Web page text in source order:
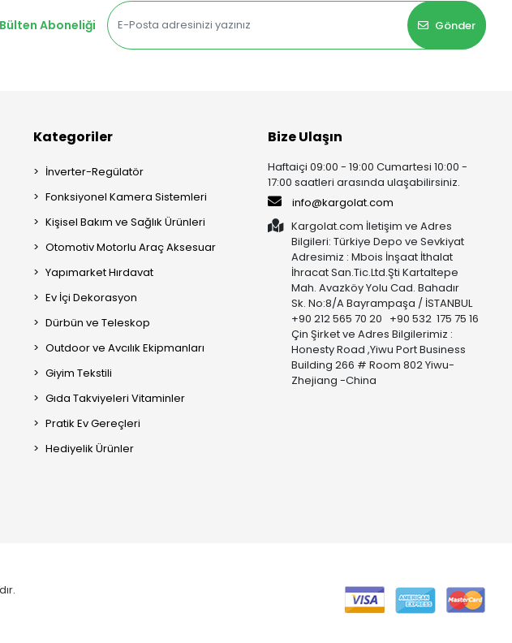
Aboneliği
Gönder
Kategoriler
İnverter-Regülatör
Fonksiyonel Kamera Sistemleri
Kişisel Bakım ve Sağlık Ürünleri
Otomotiv Motorlu Araç Aksesuar
Yapımarket Hırdavat
Ev İçi Dekorasyon
Dürbün ve Teleskop
Outdoor ve Avcılık Ekipmanları
Giyim Tekstili
Gıda Takviyeleri Vitaminler
Pratik Ev Gereçleri
Hediyelik Ürünler
Bize Ulaşın
Haftaiçi 09:00 - 19:00 Cumartesi 10:00 -
17:00 saatleri arasında ulaşabilirsiniz.
info@kargolat.com
Kargolat.com İletişim ve Adres
Bilgileri: Türkiye Depo ve Sevkiyat
Adresimiz : Mbois İnşaat İthalat
İhracat San.Tic.Ltd.Şti Kartaltepe
Mah. Avazköy Yolu Cad. Bahadır
Sk. No:8/A Bayrampaşa / İSTANBUL
+90 212 565 70 20 +90 532 175 75 16
Çin Şirket ve Adres Bilgilerimiz :
Honesty Road ,Yiwu Port Business
Building 266 # Room 802 Yiwu-
Zhejiang -China